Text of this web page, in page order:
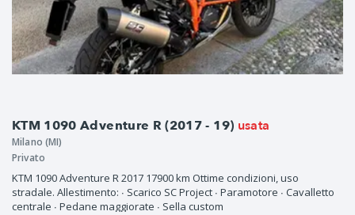
KTM 1090 Adventure R (2017 - 19) usata
Milano (MI)
Privato
KTM 1090 Adventure R 2017 17900 km Ottime condizioni, uso
stradale. Allestimento: ∙ Scarico SC Project ∙ Paramotore ∙ Cavalletto
centrale ∙ Pedane maggiorate ∙ Sella custom